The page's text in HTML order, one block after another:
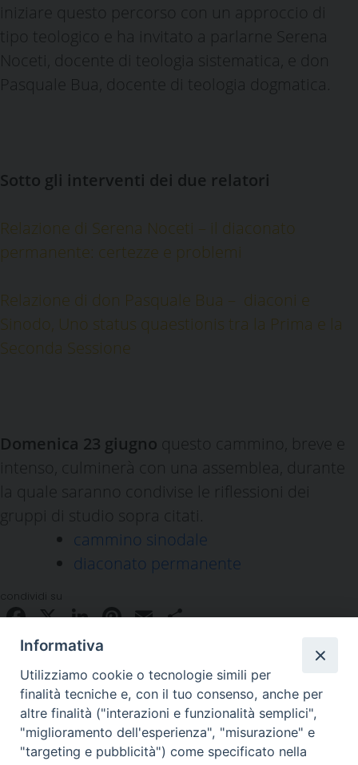
iniziare questo percorso con un approccio di
tipo teologico e ha invitato a parlarne Serena
Noceti, docente di teologia sistematica, e don
Pasquale Bua, docente di teologia dogmatica.
Sotto gli interventi dei due relatori
Relazione di Serena Noceti – il diaconato
permanente: certezze e problemi
Relazione di don Pasquale Bua – diaconi e
Sinodo, Uno status quaestionis tra la Prima e la
Seconda Sessione
Domenica 23 giugno questo cammino, breve e
intenso, culminerà con una assemblea, durante
la quale saranno condivise le riflessioni dei
gruppi di studio sopra citati.
cammino sinodale
diaconato permanente
condividi su
Facebook
X LinkedIn
Pinterest
EmailCondividi
Piazza Duomo 48 - 59100 Prato
Informativa
Utilizziamo cookie o tecnologie simili per
finalità tecniche e, con il tuo consenso, anche per
altre finalità ("interazioni e funzionalità semplici",
"miglioramento dell'esperienza", "misurazione" e
"targeting e pubblicità") come specificato nella